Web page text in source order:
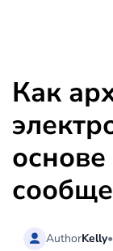
Как
AuthorKelly•